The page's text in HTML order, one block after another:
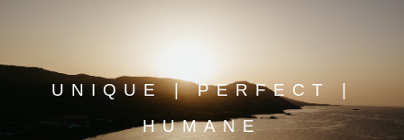
UNIQUE | PERFECT |
HUMANE